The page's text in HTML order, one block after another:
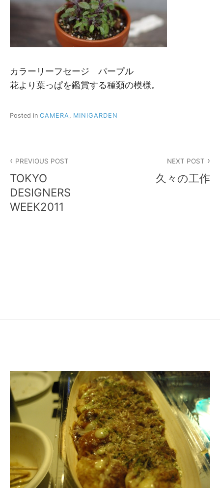
カラーリーフセージ パープル
花より葉っぱを鑑賞する種類の模様。
Posted in CAMERA MINIGARDEN
稿
ナ
ビ
PREVIOUS POST
TOKYO
DESIGNERS
WEEK2011
NEXT POST
久々の工作